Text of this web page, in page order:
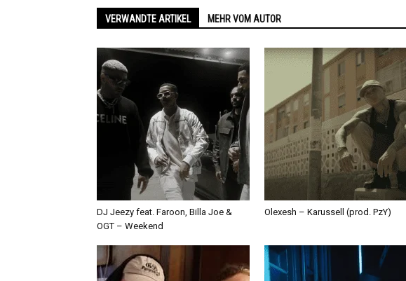
VERWANDTE ARTIKEL MEHR VOM AUTOR
DJ Jeezy feat. Faroon, Billa Joe &
OGT – Weekend
Olexesh – Karussell (prod. PzY)